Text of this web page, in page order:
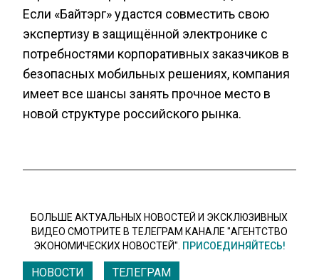
Если «Байтэрг» удастся совместить свою
экспертизу в защищённой электронике с
потребностями корпоративных заказчиков в
безопасных мобильных решениях, компания
имеет все шансы занять прочное место в
новой структуре российского рынка.
БОЛЬШЕ АКТУАЛЬНЫХ НОВОСТЕЙ И ЭКСКЛЮЗИВНЫХ
ВИДЕО СМОТРИТЕ В ТЕЛЕГРАМ КАНАЛЕ "АГЕНТСТВО
ЭКОНОМИЧЕСКИХ НОВОСТЕЙ". ПРИСОЕДИНЯЙТЕСЬ!
НОВОСТИ ТЕЛЕГРАМ